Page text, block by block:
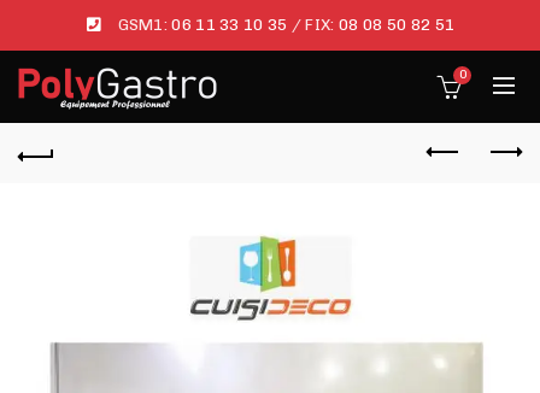
GSM1:06 11 33 10 35 / FIX: 08 08 50 82 51
0